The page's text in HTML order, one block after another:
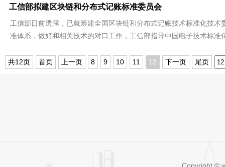
工信部拟建区块链和分布式记账标准委员会
工信部日前透露，已就筹建全国区块链和分布式记账技术标准化技
准体系，做好和相关技术的对口工作，工信部指导中国电子技术标准
共12页 首页 上一页 8 9 10 11 12 下一页 尾页